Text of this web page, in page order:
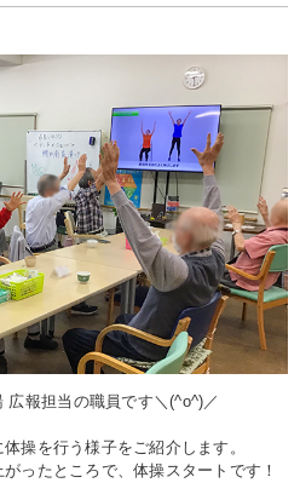
広報担当の職員です＼(^o^)／
操を行う様子をご紹介します。
ったところで、体操スタートです！